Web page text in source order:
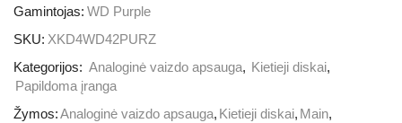
Gamintojas: WD Purple
SKU: XKD4WD42PURZ
Kategorijos: Analoginė vaizdo apsauga, Kietieji diskai,
Papildoma įranga
Žymos:Analoginė vaizdo apsauga, Kietieji diskai, Main,